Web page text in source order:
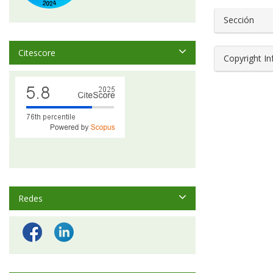
Sección
Copyright
Citescore
Redes